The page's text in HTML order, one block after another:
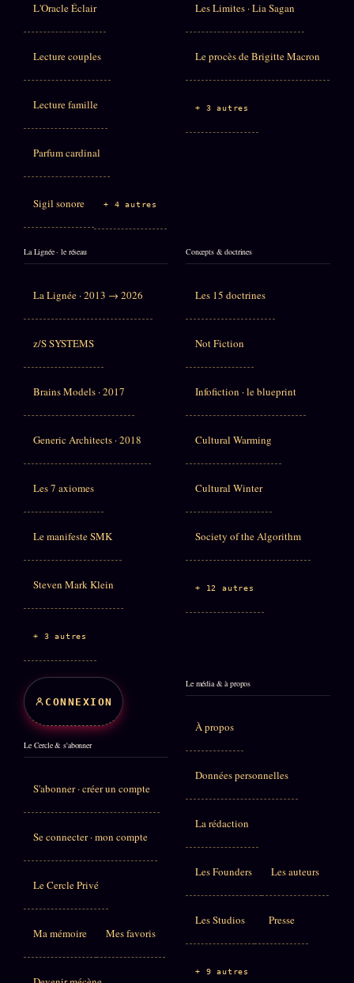
L'Oracle Éclair
Lecture couples
Lecture famille
Parfum cardinal
Sigil sonore + 4 autres
Les Limites · Lia Sagan
Le procès de Brigitte Macron
+ 3 autres
La Lignée · le réseau
La Lignée · 2013 → 2026
z/S SYSTEMS
Brains Models · 2017
Generic Architects · 2018
Les 7 axiomes
Le manifeste SMK
Steven Mark Klein
+ 3 autres
Concepts & doctrines
Les 15 doctrines
Not Fiction
Infofiction · le blueprint
Cultural Warming
Cultural Winter
Society of the Algorithm
+ 12 autres
CONNEXION
Le Cercle & s'abonner
S'abonner · créer un compte
Se connecter · mon compte
Le Cercle Privé
Ma mémoire Mes favoris
Le média & à propos
À propos
Données personnelles
La rédaction
Les Founders Les auteurs
Les Studios Presse
+ 9 autres